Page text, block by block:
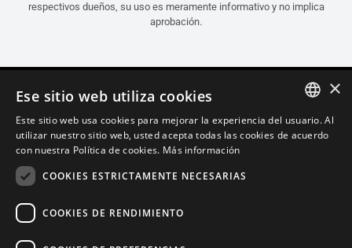
respectivos dueños, su uso es meramente informativo y no implica
aprobación.
ITALIAN
×
Ese sitio web utiliza cookies
Este sitio web usa cookies para mejorar la experiencia del usuario. Al
utilizar nuestro sitio web, usted acepta todas las cookies de acuerdo
con nuestra Política de cookies. Más información
COOKIES ESTRICTAMENTE NECESARIAS
COOKIES DE RENDIMIENTO